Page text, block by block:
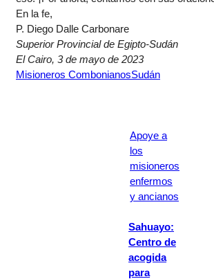
En la fe,
P. Diego Dalle Carbonare
Superior Provincial de Egipto-Sudán
El Cairo, 3 de mayo de 2023
Misioneros CombonianosSudán
Apoye a
los
misioneros
enfermos
y ancianos
Sahuayo:
Centro de
acogida
para